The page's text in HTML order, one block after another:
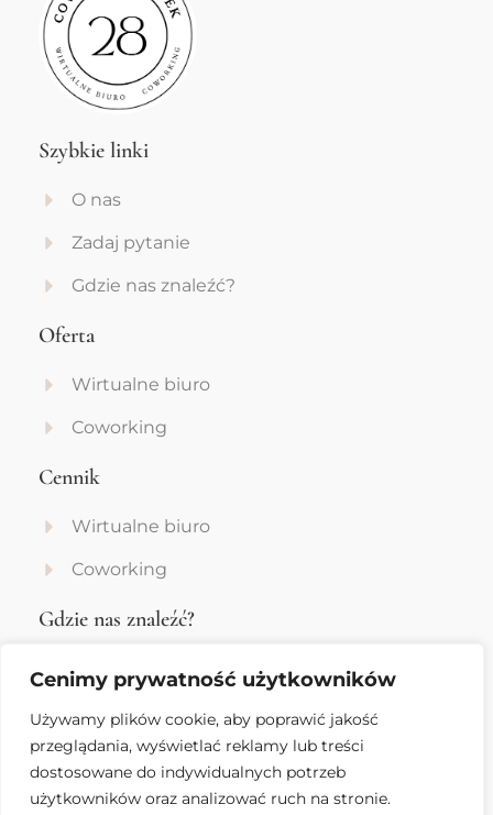
Cenimy prywatność użytkowników
Używamy plików cookie, aby poprawić jakość
przeglądania, wyświetlać reklamy lub treści
dostosowane do indywidualnych potrzeb
użytkowników oraz analizować ruch na stronie.
Szybkie linki
O nas
Zadaj pytanie
Gdzie nas znaleźć?
Oferta
Wirtualne biuro
Coworking
Cennik
Wirtualne biuro
Coworking
Gdzie nas znaleźć?
Adres: ul. Zygmunta Augusta 5/2, 31-504
Kraków
+48 516 066 671
+48 572 414 229
info@coworkingrynek28.pl